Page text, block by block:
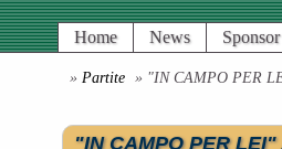
Home News Sponsor
» Partite » "IN CAMPO PER
"IN CAMPO PER